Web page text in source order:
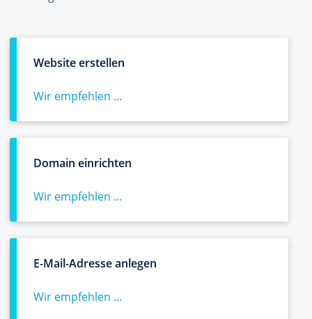
Website erstellen
Wir empfehlen ...
Domain einrichten
Wir empfehlen ...
E-Mail-Adresse anlegen
Wir empfehlen ...